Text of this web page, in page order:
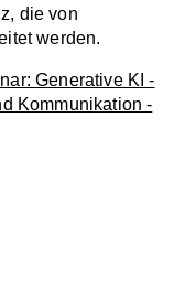
die von
werden.
Generative KI -
Kommunikation -